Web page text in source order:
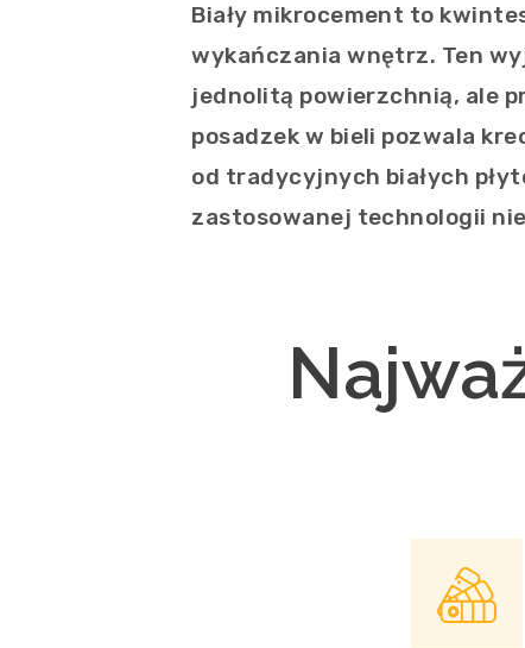
Biały mikrocement to
wykańczania wnętrz. Ten
jednolitą powierzchnią, ale
posadzek w bieli pozwala
od tradycyjnych białych
zastosowanej technologii